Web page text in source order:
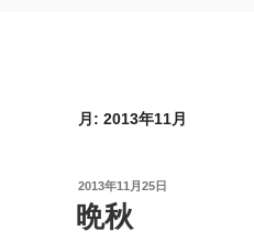
月: 2013年11月
投
稿
日:
2013年11月25日
晩秋